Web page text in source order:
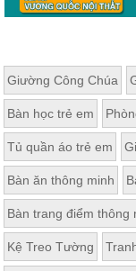
Giường Công Chúa
Bàn học trẻ em
Tủ quần áo trẻ em
Bàn ăn thông minh
Bàn trang điểm thông
Kệ Treo Tường